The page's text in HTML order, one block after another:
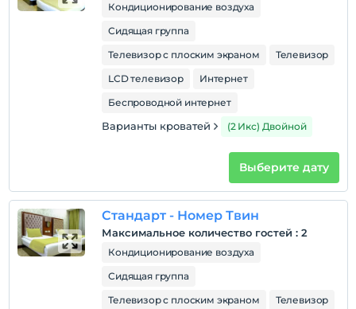
Кондиционирование воздуха
Сидящая группа
Телевизор с плоским экраном
Телевизор
LCD телевизор
Интернет
Беспроводной интернет
Варианты кроватей (2 Икс) Двойной
Выберите дату
Стандарт - Номер Твин
Максимальное количество гостей : 2
Кондиционирование воздуха
Сидящая группа
Телевизор с плоским экраном
Телевизор